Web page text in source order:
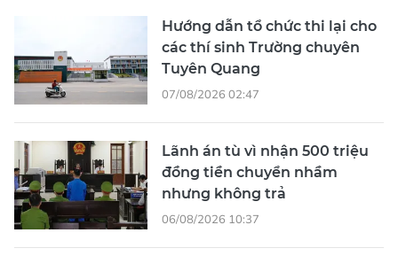
Hướng dẫn tổ chức thi lại cho
các thí sinh Trường chuyên
Tuyên Quang
07/08/2026 02:47
Lãnh án tù vì nhận 500 triệu
đồng tiền chuyển nhầm
nhưng không trả
06/08/2026 10:37